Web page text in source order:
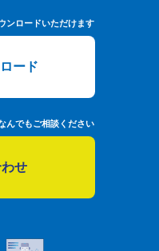
ンロードいただけます
ード
んでもご相談ください
せ